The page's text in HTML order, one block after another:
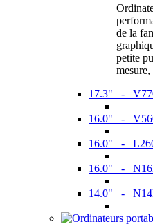
de la
petite
17.3" -
16.0" -
16.0" -
16.0" -
14.0" -